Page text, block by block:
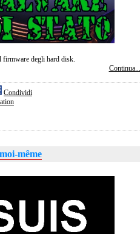
firmware degli hard disk.
Continua...
Condividi
même